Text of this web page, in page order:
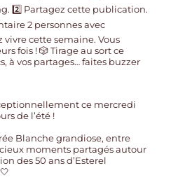
ce mercredi
de l’été !
Blanche grandiose, entre
moments partagés autour
des 50 ans d’Esterel